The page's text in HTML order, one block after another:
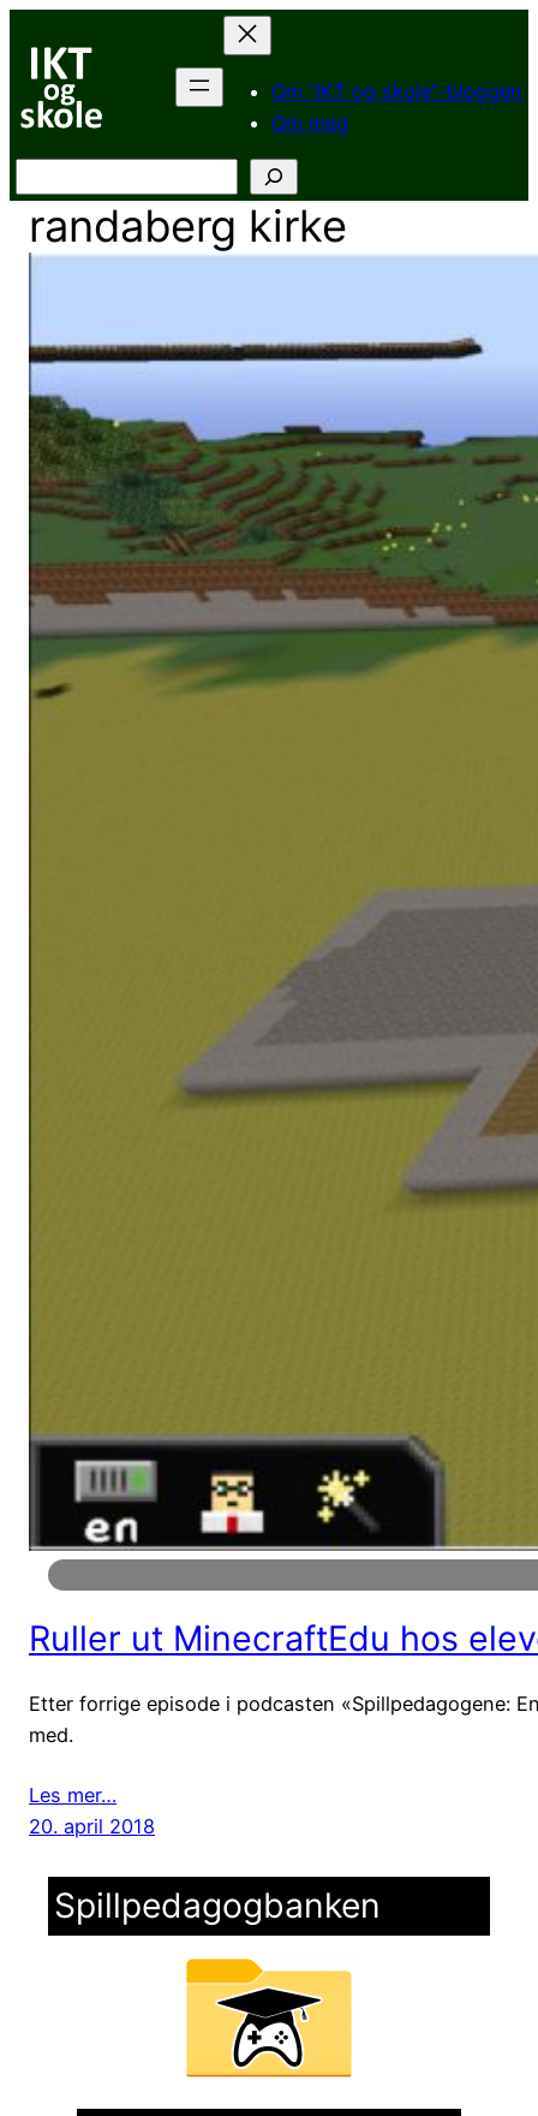
innhold
Om “IKT og skole”-bloggen
Om meg
randaberg kirke
Ruller ut MinecraftEdu hos
Etter forrige episode i podcasten «Spillpedagogene:
med.
Les mer…
20. april 2018
Spillpedagogbanken